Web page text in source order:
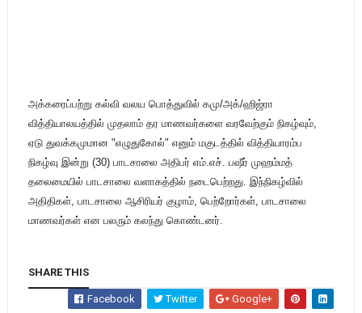
அக்கரைப்பற்று கல்வி வலய பொத்துவில் கமு/அக்/ஹிஜ்ரா
வித்தியாலயத்தில் முதலாம் தர மாணவர்களை வரவேற்கும் நிகழ்வும்,
ஏடு துவக்கமுமான "எழுதுகோல்" எனும் மகுடத்தில் வித்தியாரம்ப
நிகழ்வு இன்று (30) பாடசாலை அதிபர் எம்.எச். பஷீர் முஹம்மத்
தலைமையில் பாடசாலை வளாகத்தில் நடைபெற்றது. இந்நிகழ்வில்
அதிதிகள், பாடசாலை ஆசிரியர் குழாம், பெற்றோர்கள், பாடசாலை
மாணவர்கள் என பலரும் கலந்து கொண்டனர்.
SHARE THIS
Facebook Twitter Google+